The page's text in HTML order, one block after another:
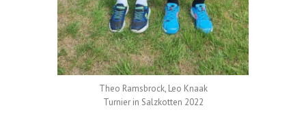
Theo Ramsbrock, Leo Knaak
Turnier in Salzkotten 2022